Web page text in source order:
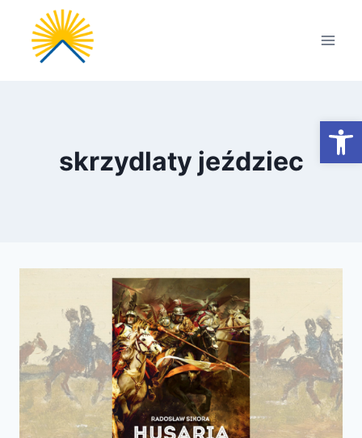
Przejdź
treści
skrzydlaty jeździec